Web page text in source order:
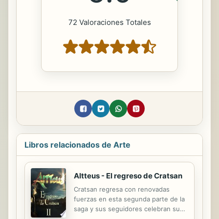
72 Valoraciones Totales
Libros relacionados de Arte
Altteus - El regreso de Cratsan
Cratsan regresa con renovadas
fuerzas en esta segunda parte de la
saga y sus seguidores celebran su